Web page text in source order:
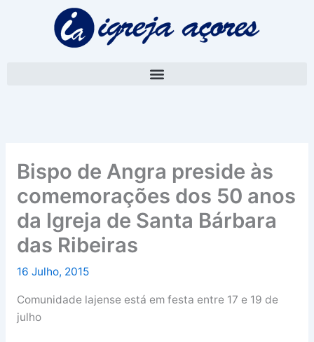
Bispo de Angra preside às
comemorações dos 50 anos
da Igreja de Santa Bárbara
das Ribeiras
16 Julho, 2015
Comunidade lajense está em festa entre 17 e 19 de
julho